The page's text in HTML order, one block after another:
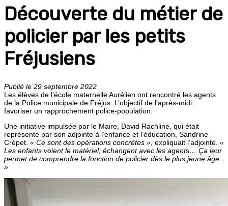
Découverte du métier de
policier par les petits
Fréjusiens
Publié le 29 septembre 2022
Les élèves de l’école maternelle Aurélien ont rencontré les agents
de la Police municipale de Fréjus. L’objectif de l’après-midi :
favoriser un rapprochement police-population.
Une initiative impulsée par le Maire, David Rachline, qui était
représenté par son adjointe à l’enfance et l’éducation, Sandrine
Crépet. « Ce sont des opérations concrètes » , expliquait l’adjointe. «
Les enfants voient le matériel, échangent avec les agents… Ça leur
permet de comprendre la fonction de policier dès le plus jeune âge.
»